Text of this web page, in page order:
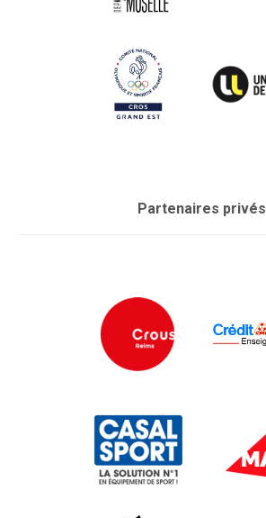
Partenaires privés